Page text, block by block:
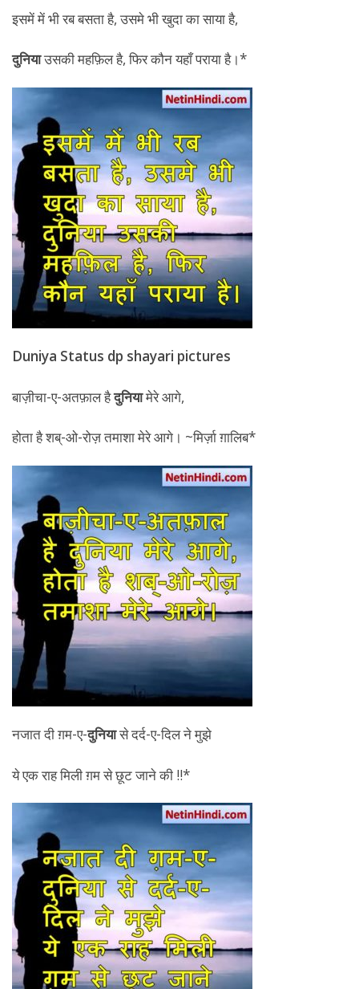
इसमें में भी रब बसता है, उसमे भी खुदा का साया है,
दुनियाउसकी महफ़िल है, फिर कौन यहाँ पराया है।*
Duniya Status dp shayari pictures
बाज़ीचा-ए-अतफ़ाल हैदुनियामेरे आगे,
होता है शब्-ओ-रोज़ तमाशा मेरे आगे। ~मिर्ज़ा ग़ालिब*
नजात दी ग़म-ए-दुनियासे दर्द-ए-दिल ने मुझे
ये एक राह मिली ग़म से छूट जाने की !!*